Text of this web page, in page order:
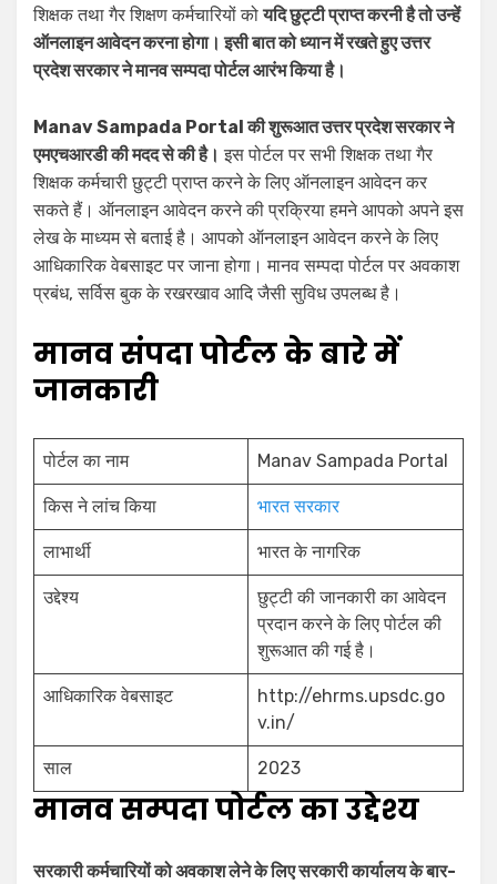
शिक्षक तथा गैर शिक्षण कर्मचारियों कोयदि छुट्टी प्राप्त करनी है तो उन्हें
ऑनलाइन आवेदन करना होगा। इसी बात को ध्यान में रखते हुए उत्तर
प्रदेश सरकार ने मानव सम्पदा पोर्टल आरंभ किया है।
Manav Sampada Portal की शुरूआत उत्तर प्रदेश सरकार ने
एमएचआरडी की मदद से की है। इस पोर्टल पर सभी शिक्षक तथा गैर
शिक्षक कर्मचारी छुट्टी प्राप्त करने के लिए ऑनलाइन आवेदन कर
सकते हैं। ऑनलाइन आवेदन करने की प्रक्रिया हमने आपको अपने इस
लेख के माध्यम से बताई है। आपको ऑनलाइन आवेदन करने के लिए
आधिकारिक वेबसाइट पर जाना होगा। मानव सम्पदा पोर्टल पर अवकाश
प्रबंध, सर्विस बुक के रखरखाव आदि जैसी सुविध उपलब्ध है।
मानव संपदा पोर्टल के बारे में
जानकारी
पोर्टल का नाम Manav Sampada Portal
किस ने लांच किया भारत सरकार
लाभार्थी भारत के नागरिक
उद्देश्य
छुट्टी की जानकारी का आवेदन
प्रदान करने के लिए पोर्टल की
शुरूआत की गई है।
आधिकारिक वेबसाइट
http://ehrms.upsdc.go
v.in/
साल 2023
मानवसम्पदापोर्टलकाउद्देश्य
सरकारी कर्मचारियों को अवकाश लेने के लिए सरकारी कार्यालय के बार-